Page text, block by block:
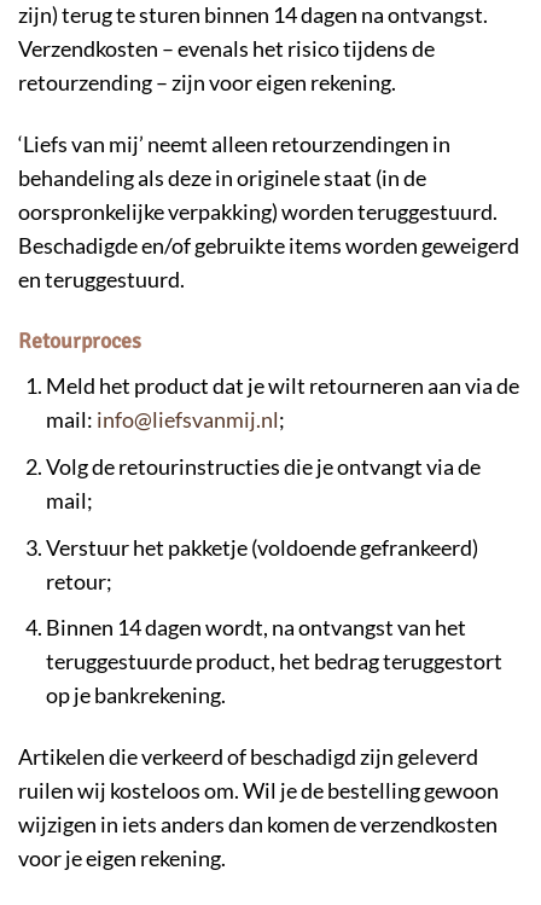
zijn) terug te sturen binnen 14 dagen na ontvangst.
Verzendkosten – evenals het risico tijdens de
retourzending – zijn voor eigen rekening.
‘Liefs van mij’ neemt alleen retourzendingen in
behandeling als deze in originele staat (in de
oorspronkelijke verpakking) worden teruggestuurd.
Beschadigde en/of gebruikte items worden geweigerd
en teruggestuurd.
​Retourproces
Meld het product dat je wilt retourneren aan via de
mail: info@liefsvanmij.nl;
Volg de retourinstructies die je ontvangt via de
mail;
Verstuur het pakketje (voldoende gefrankeerd)
retour;
Binnen 14 dagen wordt, na ontvangst van het
teruggestuurde product, het bedrag teruggestort
op je bankrekening.
Artikelen die verkeerd of beschadigd zijn geleverd
ruilen wij kosteloos om. Wil je de bestelling gewoon
wijzigen in iets anders dan komen de verzendkosten
voor je eigen rekening.